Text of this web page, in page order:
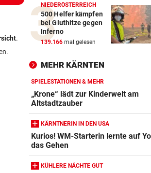
.
NIEDERÖSTERREICH
500 Helfer kämpfen
bei Gluthitze gegen
Inferno
139.166 mal gelesen
MEHR KÄRNTEN
SPIELESTATIONEN & MEHR
„Krone“ lädt zur Kinderwelt am
Altstadtzauber
KÄRNTNERIN IN DEN USA
Kurios! WM-Starterin lernte auf
das Gehen
KÜHLERE NÄCHTE GUT